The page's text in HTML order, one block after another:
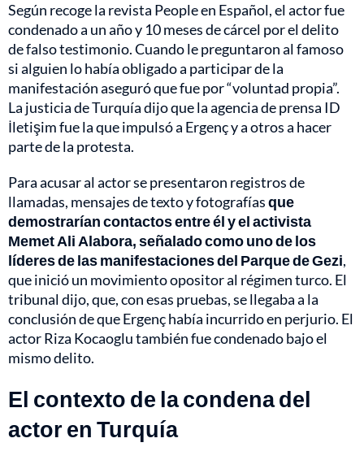
Según recoge la revista People en Español, el actor fue
condenado a un año y 10 meses de cárcel por el delito
de falso testimonio. Cuando le preguntaron al famoso
si alguien lo había obligado a participar de la
manifestación aseguró que fue por “voluntad propia”.
La justicia de Turquía dijo que la agencia de prensa ID
İletişim fue la que impulsó a Ergenç y a otros a hacer
parte de la protesta.
Para acusar al actor se presentaron registros de
llamadas, mensajes de texto y fotografíasque
demostrarían contactos entre él y el activista
Memet Ali Alabora, señalado como uno de los
líderes de las manifestaciones del Parque de Gezi,
que inició un movimiento opositor al régimen turco. El
tribunal dijo, que, con esas pruebas, se llegaba a la
conclusión de que Ergenç había incurrido en perjurio. El
actor Riza Kocaoglu también fue condenado bajo el
mismo delito.
El contexto de la condena del
actor en Turquía